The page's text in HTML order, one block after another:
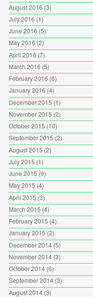
August 2016 (3)
July 2016 (1)
June 2016 (5)
May 2016 (2)
April 2016 (7)
March 2016 (5)
February 2016 (6)
January 2016 (4)
December 2015 (1)
November 2015 (2)
October 2015 (10)
September 2015 (2)
August 2015 (2)
July 2015 (1)
June 2015 (9)
May 2015 (4)
April 2015 (3)
March 2015 (4)
February 2015 (4)
January 2015 (2)
December 2014(5)
November 2014(3)
October 2014(6)
September 2014(3)
August 2014(3)